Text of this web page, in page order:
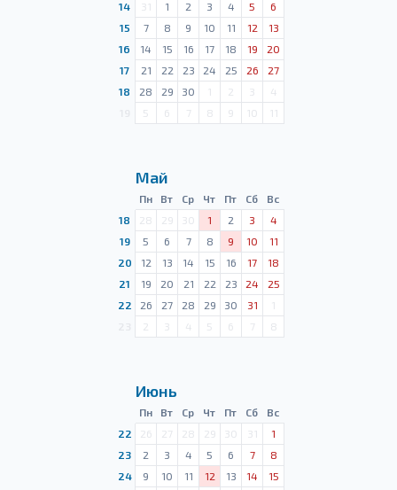
14
31 1 2 3 4 5
6
15
7 8 9 10 11 12
13
16
14 15 16 17 18 19
20
17
21 22 23 24 25 26
27
18
28 29 30 1 2 3
4
5 6 7 8 9 10 11
Май
Пн Вт Ср Чт Пт Сб
Вс
18
28 29 30 1 2 3
4
19
5 6 7 8 9 10
11
20
12 13 14 15 16 17
18
21
19 20 21 22 23 24
25
22
26 27 28 29 30 31
1
2 3 4 5 6 7 8
Июнь
Пн Вт Ср Чт Пт Сб
Вс
22
26 27 28 29 30 31
1
23
2 3 4 5 6 7
8
24
9 10 11 12 13 14
15